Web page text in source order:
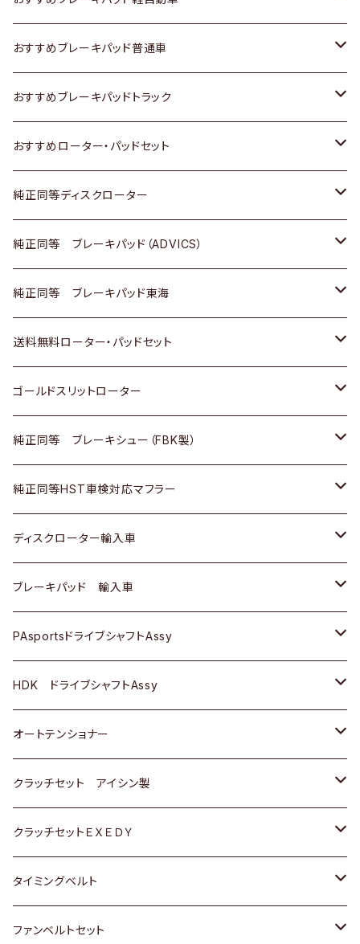
日産
いすゞ
ダイハツ
マツダ
三菱
スバル
日野
三菱ふそう
ＢＭＷ
スズキ
日産
いすゞ
ダイハツ
マツダ
三菱
日野
三菱ふそう
スズキ
日産
いすゞ
ダイハツ
三菱
日野
三菱ふそう
その他
トヨタ
ホンダ
スズキ
日産
ダイハツ
マツダ
三菱
スバル
おすすめブレーキパッド普通車
トヨタ
ホンダ
スズキ
日産
いすゞ
ダイハツ
マツダ
三菱
スバル
おすすめブレーキパッドトラック
トヨタ
日産
いすゞ
ダイハツ
マツダ
三菱
おすすめローター・パッドセット
トヨタ
ホンダ
スズキ
日産
ダイハツ
マツダ
三菱
スバル
純正同等ディスクローター
トヨタ
ホンダ
スズキ
日産
いすゞ
ダイハツ
マツダ
三菱
スバル
ＢＥＮＺ
純正同等 ブレーキパッド（ADVICS）
トヨタ
ホンダ
スズキ
日産
ダイハツ
マツダ
三菱
スバル
純正同等 ブレーキパッド東海
トヨタ
ホンダ
日産
いすゞ
ダイハツ
マツダ
三菱
スバル
送料無料ローター・パッドセット
トヨタ
ホンダ
スズキ
日産
ダイハツ
マツダ
三菱
スバル
ゴールドスリットローター
トヨタ
ホンダ
スズキ
日産
ダイハツ
マツダ
三菱
スバル
純正同等 ブレーキシュー（FBK製）
ホンダ
スズキ
日産
ダイハツ
マツダ
三菱
スバル
純正同等HST車検対応マフラー
トヨタ
ホンダ
スズキ
日産
いすゞ
ダイハツ
マツダ
三菱
スバル
ディスクローター輸入車
ＡＵＤＩ
ＢＥＮＺ
ＢＭＷ
GOLF
ＷＡＧＥＮ
アストロ（シボレー）
クライスラー
ブレーキパッド 輸入車
ＢＥＮＺ
ＢＭＷ
ＷＡＧＥＮ
ＶＯＬＶＯ
PAsportsドライブシャフトAssy
トヨタ
ホンダ
スズキ
日産
ダイハツ
マツダ
HDK ドライブシャフトAssy
スズキ
ダイハツ
日産
ホンダ
マツダ
オートテンショナー
トヨタ
クラッチセット アイシン製
ホンダ
スズキ
ダイハツ
クラッチセットＥＸＥＤＹ
ホンダ
スズキ
タイミングベルト
トヨタ
ファンベルトセット